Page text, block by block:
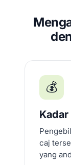
💰
caj
yang